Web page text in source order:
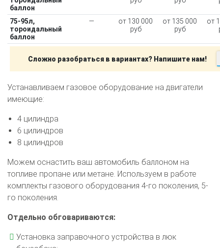
баллон
75-95л,
тороидальный
баллон
—
от 130 000
руб
от 135 000
руб
от
Сложно разобраться в вариантах? Напишите нам!
Устанавливаем газовое оборудование на двигатели
имеющие:
4 цилиндра
6 цилиндров
8 цилиндров
Можем оснастить ваш автомобиль баллоном на
топливе пропане или метане. Используем в работе
комплекты газового оборудования 4-го поколения, 5-
го поколения.
Отдельно обговариваются:
Установка заправочного устройства в люк